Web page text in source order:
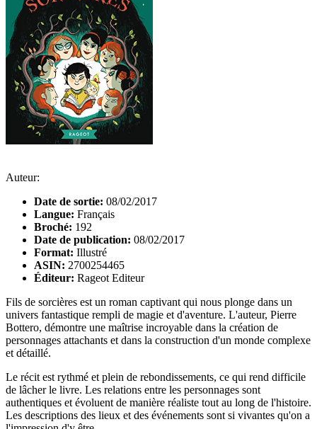
Auteur:
Date de sortie: 08/02/2017
Langue: Français
Broché: 192
Date de publication: 08/02/2017
Format: Illustré
ASIN: 2700254465
Éditeur: Rageot Editeur
Fils de sorcières est un roman captivant qui nous plonge dans un
univers fantastique rempli de magie et d'aventure. L'auteur, Pierre
Bottero, démontre une maîtrise incroyable dans la création de
personnages attachants et dans la construction d'un monde complexe
et détaillé.
Le récit est rythmé et plein de rebondissements, ce qui rend difficile
de lâcher le livre. Les relations entre les personnages sont
authentiques et évoluent de manière réaliste tout au long de l'histoire.
Les descriptions des lieux et des événements sont si vivantes qu'on a